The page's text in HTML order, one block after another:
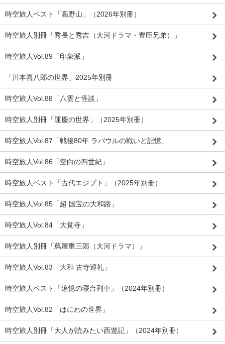
時空旅人ベスト「高野山」（2026年別冊）
時空旅人別冊「秀長と秀吉（大河ドラマ・豊臣兄弟）」
時空旅人Vol.89「印象派」
「川本喜八郎の世界」2025年別冊
時空旅人Vol.88「八雲と怪談」
時空旅人別冊「運慶の世界」（2025年別冊）
時空旅人Vol.87「戦後80年 ラバウルの戦いと記憶」
時空旅人Vol.86「空白の四世紀」
時空旅人ベスト「古代エジプト」（2025年別冊）
時空旅人Vol.85「超 国宝の大和路」
時空旅人Vol.84「大覚寺」
時空旅人別冊「蔦屋重三郎（大河ドラマ）」
時空旅人Vol.83「大和 古寺巡礼」
時空旅人ベスト「追憶の寝台列車」（2024年別冊）
時空旅人Vol.82「はにわの世界」
時空旅人別冊「大人が読みたい西遊記」（2024年別冊）